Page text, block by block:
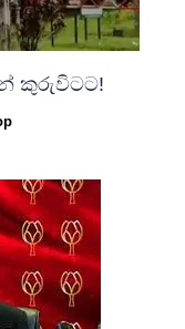
කුරුවිටට!